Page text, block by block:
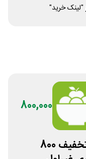
خرید"
800,000
کد تخفیف 800